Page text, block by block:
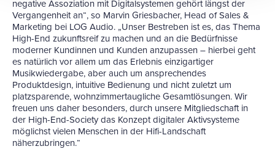
negative Assoziation mit Digitalsystemen gehört längst der
Vergangenheit an“, so Marvin Griesbacher, Head of Sales &
Marketing bei LOG Audio. „Unser Bestreben ist es, das Thema
High-End zukunftsreif zu machen und an die Bedürfnisse
moderner Kundinnen und Kunden anzupassen – hierbei geht
es natürlich vor allem um das Erlebnis einzigartiger
Musikwiedergabe, aber auch um ansprechendes
Produktdesign, intuitive Bedienung und nicht zuletzt um
platzsparende, wohnzimmertaugliche Gesamtlösungen. Wir
freuen uns daher besonders, durch unsere Mitgliedschaft in
der High-End-Society das Konzept digitaler Aktivsysteme
möglichst vielen Menschen in der Hifi-Landschaft
näherzubringen.“